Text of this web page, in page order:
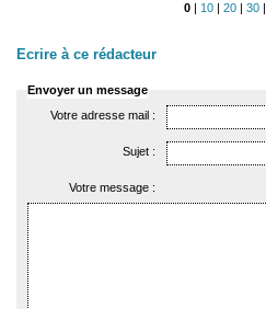
0| 10| 20| 30|
Ecrire à ce rédacteur
Envoyer un message
Votre adresse mail :
Sujet :
Votre message :